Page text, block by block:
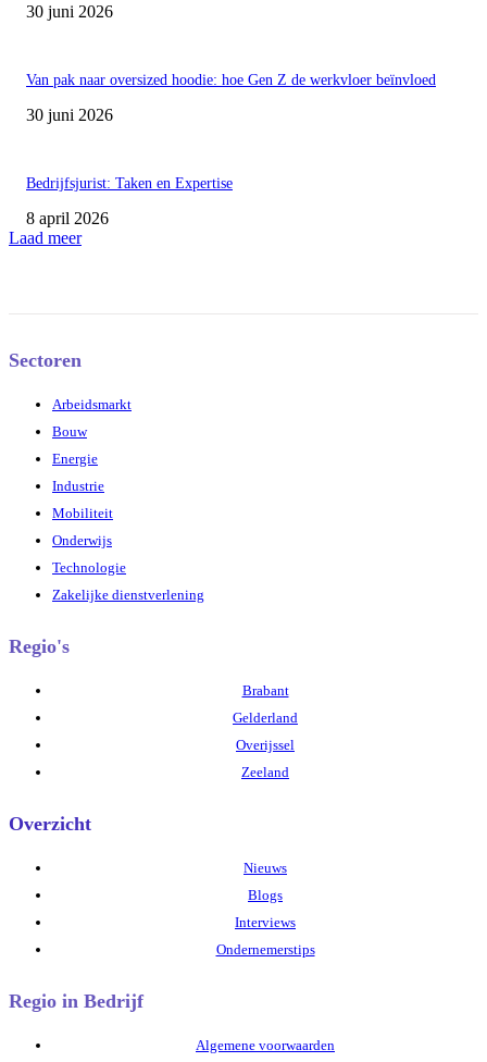
30 juni 2026
Van pak naar oversized hoodie: hoe Gen Z de werkvloer beïnvloed
30 juni 2026
Bedrijfsjurist: Taken en Expertise
8 april 2026
Laad meer
Sectoren
Arbeidsmarkt
Bouw
Energie
Industrie
Mobiliteit
Onderwijs
Technologie
Zakelijke dienstverlening
Regio's
Brabant
Gelderland
Overijssel
Zeeland
Overzicht
Nieuws
Blogs
Interviews
Ondernemerstips
Regio in Bedrijf
Algemene voorwaarden